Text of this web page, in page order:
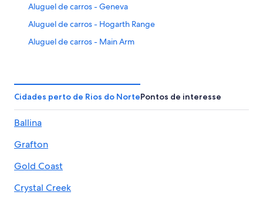
Aluguel de carros - Geneva
Aluguel de carros - Hogarth Range
Aluguel de carros - Main Arm
Cidades perto de Rios do NortePontos de interesse
Ballina
Grafton
Gold Coast
Crystal Creek